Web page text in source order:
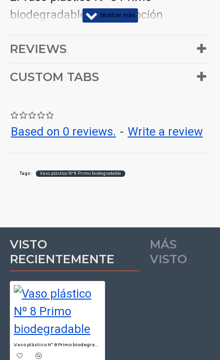
biodegradable es una opción
pequeñas porciones de bebidas frías
funcionalidad con compromiso
REVIEWS
CUSTOM TABS
Based on 0 reviews. - Write a review
Tags: Vaso plástico Nº 8 Primo biodegradable
VISTO
RECIENTEMENTE
MÁS
VISTO